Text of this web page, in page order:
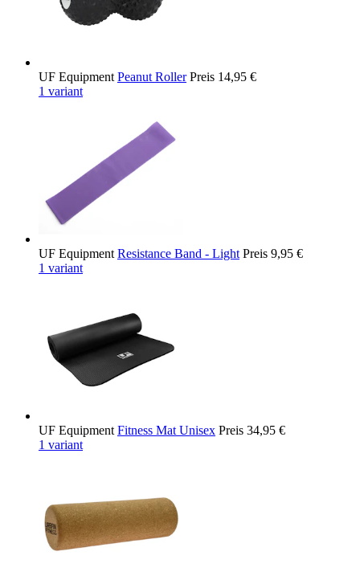
UF Equipment Peanut Roller Preis 14,95 €
1 variant
UF Equipment Resistance Band - Light Preis 9,95 €
1 variant
UF Equipment Fitness Mat Unisex Preis 34,95 €
1 variant